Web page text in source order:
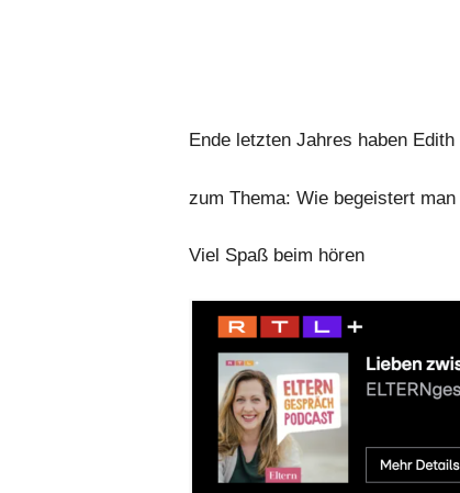
Ende letzten Jahres haben
zum Thema: Wie begeistert
Viel Spaß beim hören